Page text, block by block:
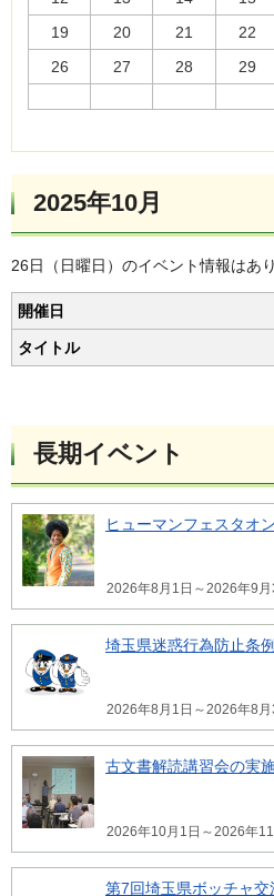
19
20 21 22
26
27 28 29
2025年10月
26日（日曜日）のイベント情報はあり
開催日
タイトル
長期イベント
ヒューマンフェスタオ
2026年8月1日～2026年9月
埼玉県迷惑行為防止条
2026年8月1日～2026年8月
古文書解読講習会の実
2026年10月1日～2026年
第7回埼玉県ボッチャ